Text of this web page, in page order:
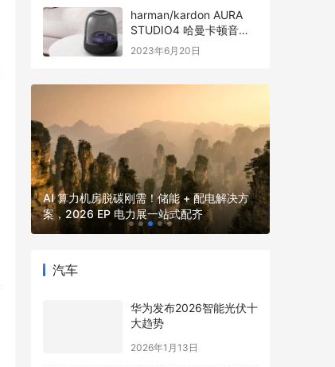
harman/kardon AURA
STUDIO4 哈曼卡顿音乐
琉璃四代全新发布
2023年6月20日
AI 算力机房脱碳刚需！储能 + 配电解决方
案，2026 EP 电力展一站式配齐
汽车
华为发布2026智能光伏十
大趋势
2026年1月13日